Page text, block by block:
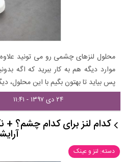
محلول لنزهای چشمی رو می تونید
موارد دیگه هم به کار ببرید که اگه
پس بیاید تا بهتون بگیم با این محلول،
۲۴ دی ۱۳۹۷ - ۱۱:۴۱
کدام لنز برای کدام چشم؟ +
دسته: لنز و عینک